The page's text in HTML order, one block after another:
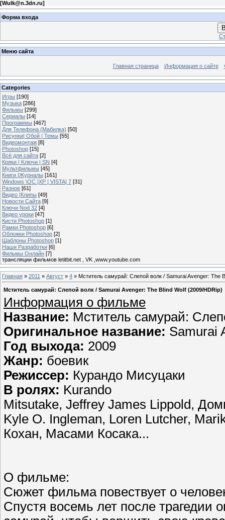
[Wulk@n.3dn.ru]
Форма входа
Меню сайта
Главная страница Информация о сайте
Categories
Игры [190]
Музыка [286]
Фильмы [299]
Сериалы [14]
Программы [467]
Для Телефона (Мабилка) [50]
Рисунки| Обой | Темы [55]
Видеомонтаж [8]
Photoshop [15]
Всё для сайта [2]
Кряки | Kлючи | SN [4]
Мультфильмы [45]
Книги |Журналы [161]
Windows \OC |XP | VISTA| 7 [31]
Разное [61]
Видео |Клипы [49]
Новости Сайта [9]
Ключи Nod 32 [4]
Видео уроки [47]
Кисти Photoshop [1]
Рамки Photoshop [6]
Обложки Photoshop [2]
Шаблоны Photoshop [1]
Наши Разработки [6]
Фильмы Онлайн [7]
трансляции фильмов letitbit.net , VK ,www.youtube.com
Главная » 2011 » Август » 4 » Мститель самурай: Слепой волк / Samurai Avenger: The
Мститель самурай: Слепой волк / Samurai Avenger: The Blind Wolf (2009/HDRip)
Информация о фильме
Название: Мститель самурай:
Оригинальное название: Samurai
Год выхода: 2009
Жанр: боевик
Режиссер: Курандо Мисуцаки
В ролях: Kurando
Mitsutake, Jeffrey James Lippold,
Kyle O. Ingleman, Loren Lutcher,
Кохан, Масами Косака...
О фильме:
Сюжет фильма повествует о
Спустя восемь лет после трагедии